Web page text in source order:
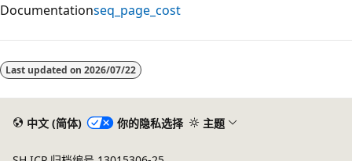
Documentationseq_page_cost
Last updated on 2026/07/22
中文 (简体) 你的隐私选择 主题